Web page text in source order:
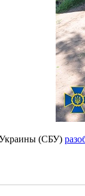
(СБУ)